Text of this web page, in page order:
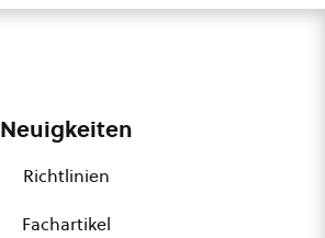
Neuigkeiten
Richtlinien
Fachartikel